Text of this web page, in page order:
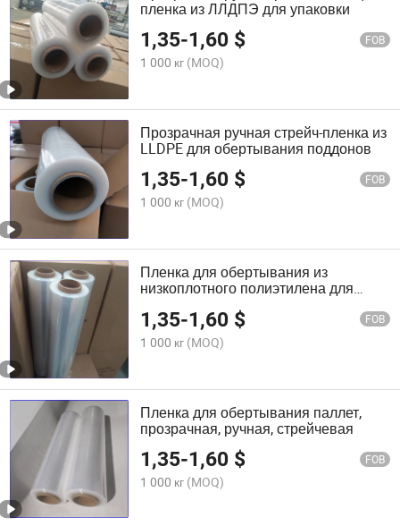
пленка из ЛЛДПЭ для упаковки
1,35-1,60 $ FOB
1 000 кг (MOQ)
Прозрачная ручная стрейч-пленка из
LLDPE для обертывания поддонов
1,35-1,60 $ FOB
1 000 кг (MOQ)
Пленка для обертывания из
низкоплотного полиэтилена для
1,35-1,60 $ FOB
1 000 кг (MOQ)
Пленка для обертывания паллет,
прозрачная, ручная, стрейчевая
1,35-1,60 $ FOB
1 000 кг (MOQ)